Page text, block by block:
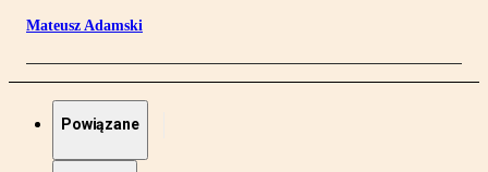
Mateusz Adamski
Powiązane